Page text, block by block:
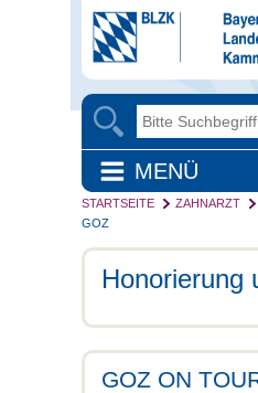
MENÜ
STARTSEITE ZAHNARZT
GOZ
Honorierung
GOZ ON